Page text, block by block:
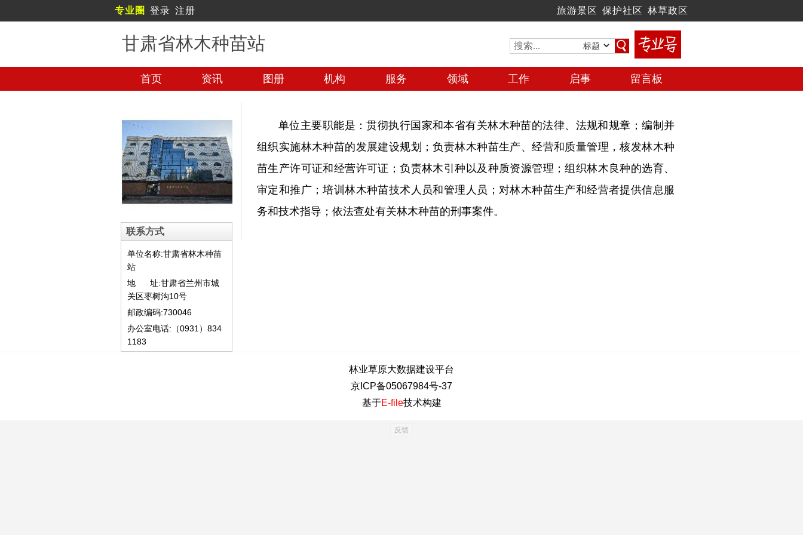
专业圈 登录 注册 旅游景区 保护社区 林草政区
甘肃省林木种苗站
首页 资讯 图册 机构 服务 领域 工作 启事 留言板
单位主要职能是：贯彻执行国家和本省有关林木种苗的法律、法规和规章；编制并
组织实施林木种苗的发展建设规划；负责林木种苗生产、经营和质量管理，核发林木种
苗生产许可证和经营许可证；负责林木引种以及种质资源管理；组织林木良种的选育、
审定和推广；培训林木种苗技术人员和管理人员；对林木种苗生产和经营者提供信息服
务和技术指导；依法查处有关林木种苗的刑事案件。
联系方式
单位名称:甘肃省林木种苗
站
地 址:甘肃省兰州市城
关区枣树沟10号
邮政编码:730046
办公室电话:（0931）834
1183
林业草原大数据建设平台
京ICP备05067984号-37
基于E-file技术构建
反馈